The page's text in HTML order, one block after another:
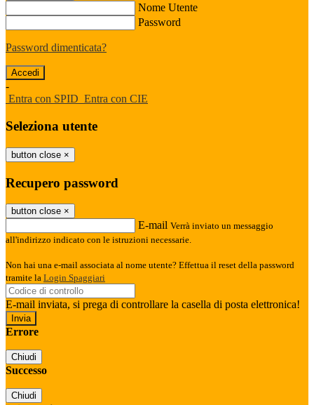
Nome Utente
Password
Password dimenticata?
-
Entra con SPID Entra con CIE
Seleziona utente
button close ×
Recupero password
button close ×
E-mail Verrà inviato un messaggio
all'indirizzo indicato con le istruzioni necessarie.
Non hai una e-mail associata al nome utente? Effettua il reset della password
tramite la Login Spaggiari
E-mail inviata, si prega di controllare la casella di posta elettronica!
Errore
Chiudi
Successo
Chiudi